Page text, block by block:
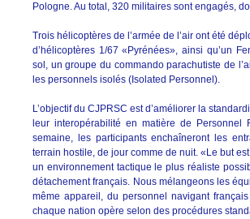
Pologne. Au total, 320 militaires sont engagés,
Trois hélicoptères de l’armée de l’air ont été
d’hélicoptères 1/67 «Pyrénées», ainsi qu’un
sol, un groupe du commando parachutiste de
les personnels isolés (Isolated Personnel).
L’objectif du CJPRSC est d’améliorer la
leur interopérabilité en matière de Personnel
semaine, les participants enchaîneront les
terrain hostile, de jour comme de nuit. «Le but
un environnement tactique le plus réaliste
détachement français. Nous mélangeons les
même appareil, du personnel navigant
chaque nation opère selon des procédures